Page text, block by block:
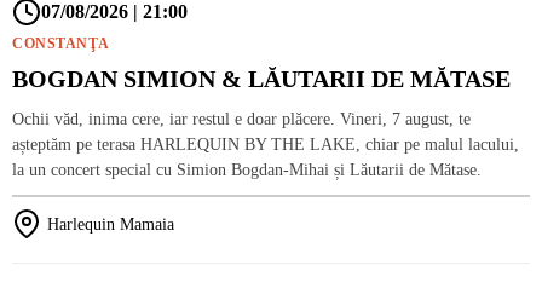
07/08/2026 | 21:00
CONSTANŢA
BOGDAN SIMION & LĂUTARII DE MĂTASE
Ochii văd, inima cere, iar restul e doar plăcere. Vineri, 7 august, te
așteptăm pe terasa HARLEQUIN BY THE LAKE, chiar pe malul lacului,
la un concert special cu Simion Bogdan-Mihai și Lăutarii de Mătase.
Harlequin Mamaia